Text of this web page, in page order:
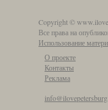
Copyright ©
Все права на
Использование
О проекте
Контакты
Реклама